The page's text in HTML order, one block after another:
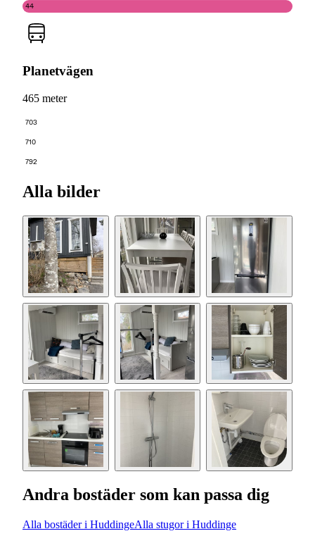
44
Planetvägen
465 meter
703
710
792
Alla bilder
Andra bostäder som kan passa dig
Alla bostäder i HuddingeAlla stugor i Huddinge